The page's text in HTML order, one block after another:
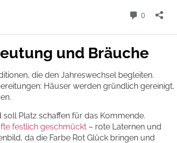
und Bräuche
die den Jahreswechsel begleiten.
Häuser werden gründlich gereinigt,
Platz schaffen für das Kommende.
festlich geschmückt – rote Laternen und
da die Farbe Rot Glück bringen und